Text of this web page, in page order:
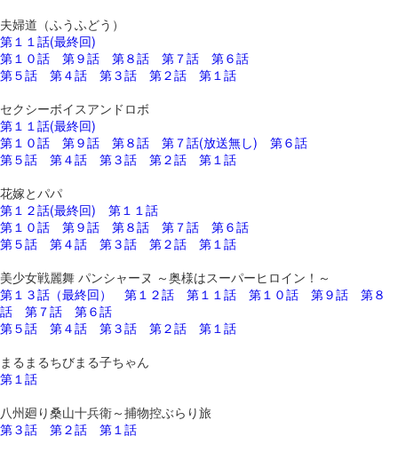
夫婦道（ふうふどう）
第１１話(最終回)
第１０話
第９話 第８話 第７話
第６話
第５話
第４話 第３話 第２話
第１話
セクシーボイスアンドロボ
第１１話(最終回)
第１０話
第９話 第８話 第７話(放送無し)
第６話
第５話
第４話 第３話 第２話
第１話
花嫁とパパ
第１２話(最終回)
第１１話
第１０話
第９話 第８話 第７話
第６話
第５話
第４話 第３話 第２話
第１話
美少女戦麗舞 パンシャーヌ ～奥様はスーパーヒロイン！～
第１３話（最終回）
第１２話 第１１話 第１０話 第９話
第８
話
第７話
第６話
第５話
第４話 第３話 第２話
第１話
まるまるちびまる子ちゃん
第１話
八州廻り桑山十兵衛～捕物控ぶらり旅
第３話
第２話
第１話